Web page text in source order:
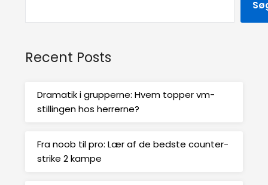
Recent Posts
Dramatik i grupperne: Hvem topper vm-
stillingen hos herrerne?
Fra noob til pro: Lær af de bedste counter-
strike 2 kampe